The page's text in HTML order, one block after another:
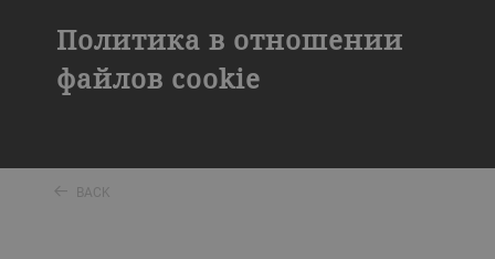
Политика в отношении
файлов cookie
BACK